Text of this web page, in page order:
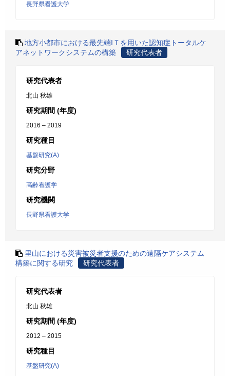
長野県看護大学
地方小都市における最先端IＴを用いた認知症トータルケ
アネットワークシステムの構築
研究代表者
研究代表者
北山 秋雄
研究期間 (年度)
2016 – 2019
研究種目
基盤研究(A)
研究分野
高齢看護学
研究機関
長野県看護大学
里山における災害被災者支援のための遠隔ケアシステム
構築に関する研究
研究代表者
研究代表者
北山 秋雄
研究期間 (年度)
2012 – 2015
研究種目
基盤研究(A)